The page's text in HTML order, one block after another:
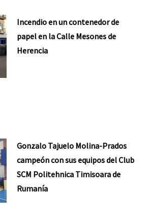
Incendio en un contenedor de
papel en la Calle Mesones de
Herencia
Gonzalo Tajuelo Molina-Prados
campeón con sus equipos del Club
SCM Politehnica Timisoara de
Rumanía